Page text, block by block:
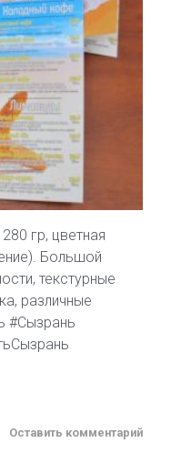
гр, цветная
Большой
текстурные
различные
#Сызрань
Оставить комментарий